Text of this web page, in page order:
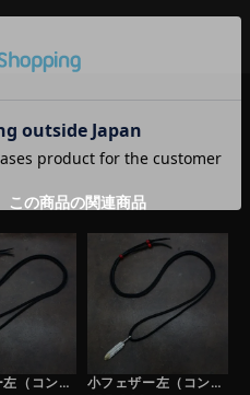
この商品の関連商品
中フェザー左（コンビ）×鹿革紐×アンティークビーズ/ネックレスカスタム
小フェザー左（コンビ）×鹿革紐×アンティークビーズ/ネックレスカスタム